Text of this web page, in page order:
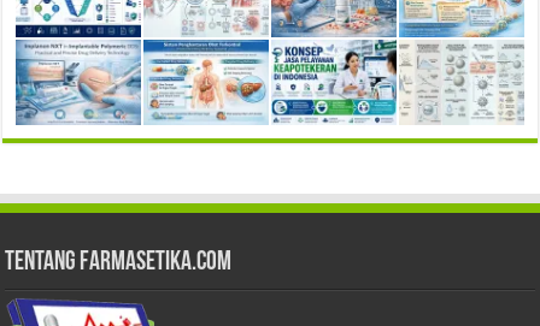
Tentang Farmasetika.com